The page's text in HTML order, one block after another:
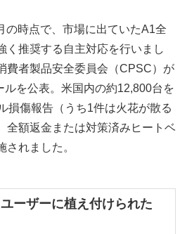
の時点で、市場に出ていたA1全
く推奨する自主対応を行いまし
費者製品安全委員会（CPSC）が
ルを公表。米国内の約12,800台を
損傷報告（うち1件は火花が散る
全額返金または対策済みヒートベ
されました。
ーザーに植え付けられた